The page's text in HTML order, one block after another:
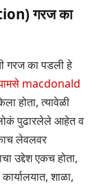
गरज का
गरज का पडली हे
macdonald
होता, त्यावेळी
लोकं पुढारलेले आहेत व
लेवलवर
उद्देश एकच होता,
शाळा,